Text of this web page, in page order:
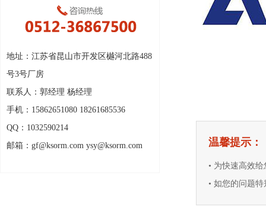
地址：江苏省昆山市开发区樾河北路488
号3号厂房
联系人：郭经理 杨经理
手机：15862651080 18261685536
QQ：1032590214
邮箱：gf@ksorm.com ysy@ksorm.com
温馨提示：
• 为快速高效
• 如您的问题特